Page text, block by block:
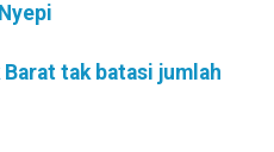
Barat tak batasi jumlah